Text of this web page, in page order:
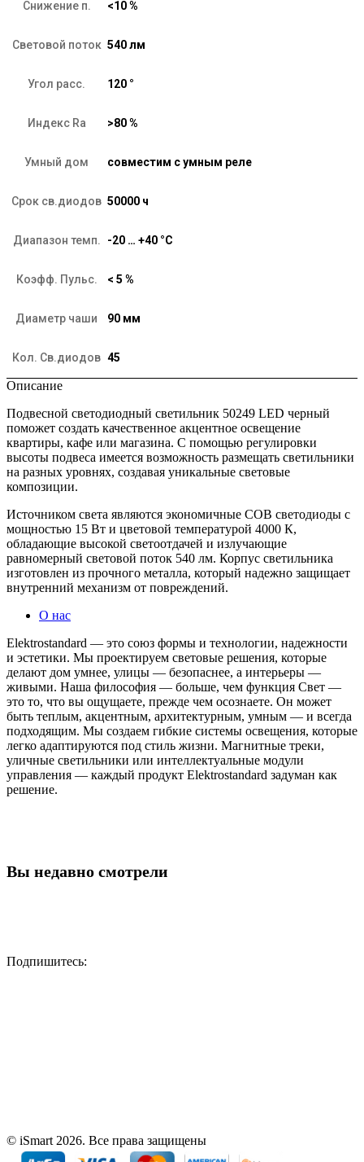
Снижение п. <10 %
Световой поток 540 лм
Угол расс. 120 °
Индекс Ra >80 %
Умный дом совместим с умным реле
Срок св.диодов 50000 ч
Диапазон темп. -20 … +40 °C
Коэфф. Пульс. < 5 %
Диаметр чаши 90 мм
Кол. Св.диодов 45
Описание
Подвесной светодиодный светильник 50249 LED черный
поможет создать качественное акцентное освещение
квартиры, кафе или магазина. С помощью регулировки
высоты подвеса имеется возможность размещать светильники
на разных уровнях, создавая уникальные световые
композиции.
Источником света являются экономичные COB светодиоды с
мощностью 15 Вт и цветовой температурой 4000 К,
обладающие высокой светоотдачей и излучающие
равномерный световой поток 540 лм. Корпус светильника
изготовлен из прочного металла, который надежно защищает
внутренний механизм от повреждений.
О нас
Elektrostandard — это союз формы и технологии, надежности
и эстетики. Мы проектируем световые решения, которые
делают дом умнее, улицы — безопаснее, а интерьеры —
живыми. Наша философия — больше, чем функция Свет —
это то, что вы ощущаете, прежде чем осознаете. Он может
быть теплым, акцентным, архитектурным, умным — и всегда
подходящим. Мы создаем гибкие системы освещения, которые
легко адаптируются под стиль жизни. Магнитные треки,
уличные светильники или интеллектуальные модули
управления — каждый продукт Elektrostandard задуман как
решение.
Вы недавно смотрели
Подпишитесь:
© iSmart 2026. Все права защищены